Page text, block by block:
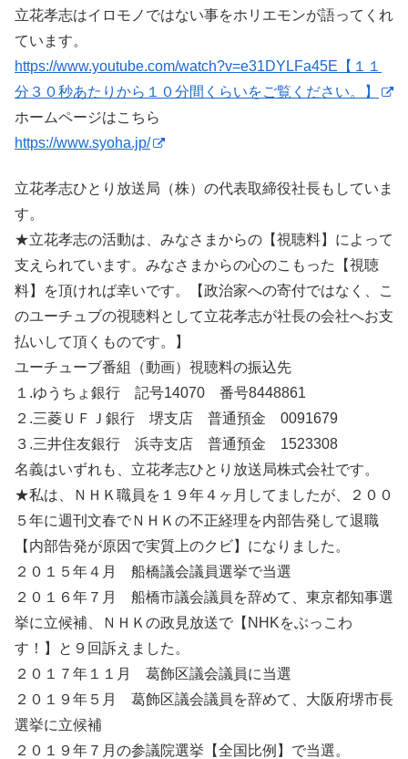
立花孝志はイロモノではない事をホリエモンが語ってくれ
ています。
https://www.youtube.com/watch?v=e31DYLFa45E【１１
分３０秒あたりから１０分間くらいをご覧ください。】
ホームページはこちら
https://www.syoha.jp/
立花孝志ひとり放送局（株）の代表取締役社長もしていま
す。
★立花孝志の活動は、みなさまからの【視聴料】によって
支えられています。みなさまからの心のこもった【視聴
料】を頂ければ幸いです。【政治家への寄付ではなく、こ
のユーチュブの視聴料として立花孝志が社長の会社へお支
払いして頂くものです。】
ユーチューブ番組（動画）視聴料の振込先
１.ゆうちょ銀行 記号14070 番号8448861
２.三菱ＵＦＪ銀行 堺支店 普通預金 0091679
３.三井住友銀行 浜寺支店 普通預金 1523308
名義はいずれも、立花孝志ひとり放送局株式会社です。
★私は、ＮＨＫ職員を１９年４ヶ月してましたが、２００
５年に週刊文春でＮＨＫの不正経理を内部告発して退職
【内部告発が原因で実質上のクビ】になりました。
２０１５年４月 船橋議会議員選挙で当選
２０１６年７月 船橋市議会議員を辞めて、東京都知事選
挙に立候補、ＮＨＫの政見放送で【NHKをぶっこわ
す！】と９回訴えました。
２０１７年１１月 葛飾区議会議員に当選
２０１９年５月 葛飾区議会議員を辞めて、大阪府堺市長
選挙に立候補
２０１９年７月の参議院選挙【全国比例】で当選。